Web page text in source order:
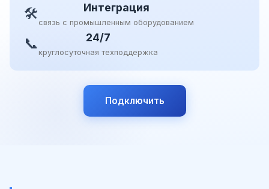
🛠 Интеграция
связь с промышленным оборудованием
📞 24/7
круглосуточная техподдержка
Подключить